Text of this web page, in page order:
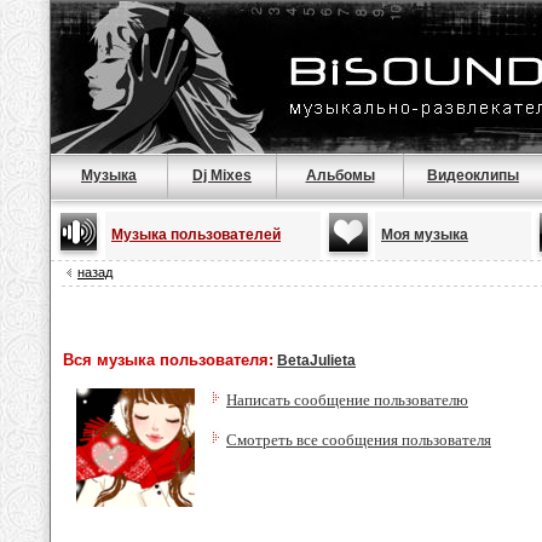
Музыка Dj Mixes Альбомы Видеоклипы
Музыка пользователей Моя музыка
назад
Вся музыка пользователя: BetaJulieta
Написать сообщение пользователю
Смотреть все сообщения пользователя